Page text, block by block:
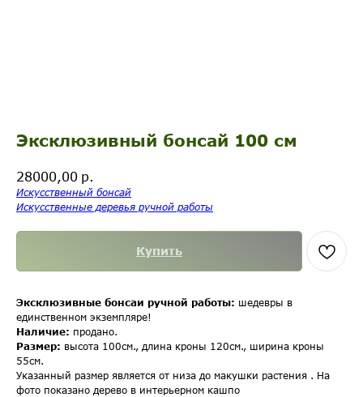
Эксклюзивный бонсай 100 см
28000,00 р.
Искусственный бонсай
Искусственные деревья ручной работы
Купить
Эксклюзивные бонсаи ручной работы: шедевры в
единственном экземпляре!
Наличие: продано.
Размер: высота 100см., длина кроны 120см., ширина кроны
55см.
Указанный размер является от низа до макушки растения . На
фото показано дерево в интерьерном кашпо